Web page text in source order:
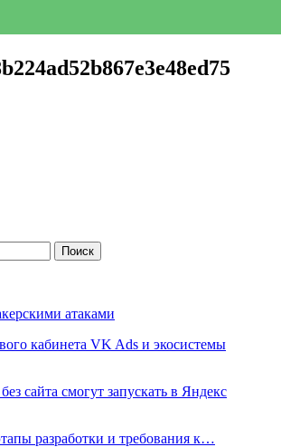
атаками
кабинета VK Ads и экосистемы
сайта смогут запускать в Яндекс
разработки и требования к…